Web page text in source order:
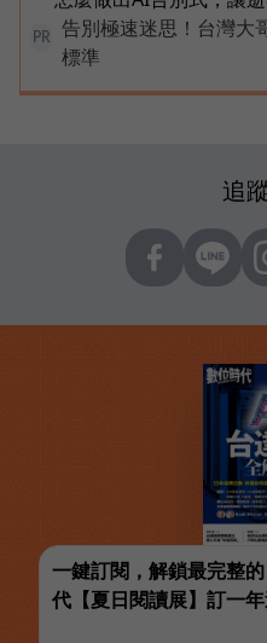
PR
告別極速迷思！台灣大
標準
追
一鍵訂閱，解鎖最完整
代【夏日閱讀展】訂一